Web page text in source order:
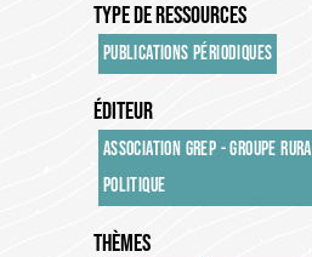
TYPE DE RESSOURCES
PUBLICATIONS PÉRIODIQUES
ÉDITEUR
ASSOCIATION GREP - GROUPE
POLITIQUE
THÈMES